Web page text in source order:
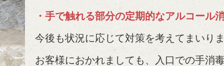
・手で触れる部分の定期的なアルコール
今後も状況に応じて対策を考えてまいり
お客様におかれましても、入口での手消